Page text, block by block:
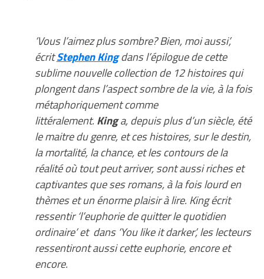
‘Vous l’aimez plus sombre? Bien, moi aussi’,
écritStephen Kingdans l’épilogue de cette
sublime nouvelle collection de 12 histoires qui
plongent dans l’aspect sombre de la vie, à la fois
métaphoriquement comme
littéralement. Kinga, depuis plus d’un siècle, été
le maitre du genre, et ces histoires, sur le destin,
la mortalité, la chance, et les contours de la
réalité où tout peut arriver, sont aussi riches et
captivantes que ses romans, à la fois lourd en
thèmes et un énorme plaisir à lire. King écrit
ressentir ‘l’euphorie de quitter le quotidien
ordinaire’ et dans ‘You like it darker’, les lecteurs
ressentiront aussi cette euphorie, encore et
encore.